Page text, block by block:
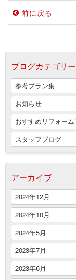
前に戻る
ブログカテゴリー
参考プラン集
お知らせ
おすすめリフォー
スタッフブログ
アーカイブ
2024年12月
2024年10月
2024年5月
2023年7月
2023年6月